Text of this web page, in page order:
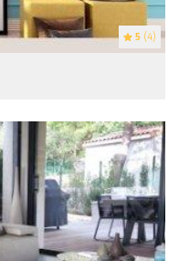
5 (4)